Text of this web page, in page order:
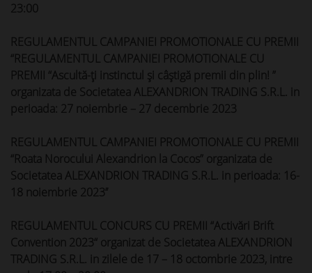
23:00
REGULAMENTUL CAMPANIEI PROMOTIONALE CU PREMII
“REGULAMENTUL CAMPANIEI PROMOTIONALE CU
PREMII “Ascultă-ți instinctul și câștigă premii din plin! ”
organizata de Societatea ALEXANDRION TRADING S.R.L. in
perioada: 27 noiembrie – 27 decembrie 2023
REGULAMENTUL CAMPANIEI PROMOTIONALE CU PREMII
“Roata Norocului Alexandrion la Cocos” organizata de
Societatea ALEXANDRION TRADING S.R.L. in perioada: 16-
18 noiembrie 2023’’
REGULAMENTUL CONCURS CU PREMII “Activări Brift
Convention 2023“ organizat de Societatea ALEXANDRION
TRADING S.R.L. in zilele de 17 – 18 octombrie 2023, intre